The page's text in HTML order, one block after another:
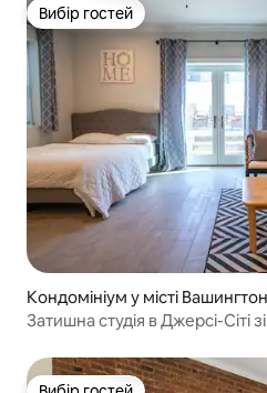
Вибір гостей
Вибір гостей
Кондомініум у місті
Затишна студія в Джерсі-Сіті